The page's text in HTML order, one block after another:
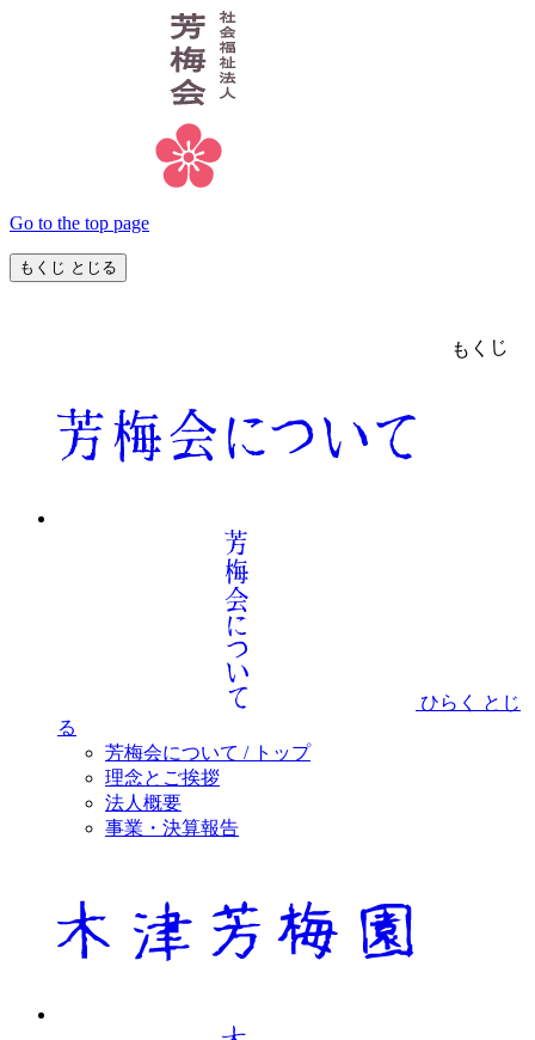
Go to the top page
もくじ とじる
もくじ
ひらく
とじ
る
芳梅会について / トップ
理念とご挨拶
法人概要
事業・決算報告